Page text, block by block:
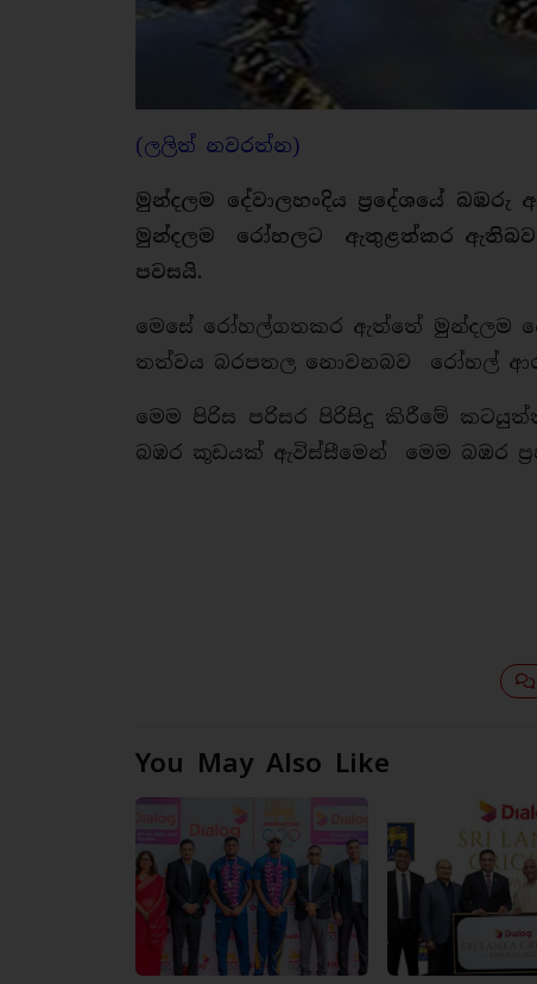
(ලලිත් නවරත්න)
මුන්දලම දේවාලහංදිය ප‍්‍රදේශයේ
මුන්දලම රෝහලට ඇතුළත්කර ඇතිබව
පවසයි.
මෙසේ රෝහල්ගතකර ඇත්තේ මුන්දලම
තත්වය බරපතල නොවනබව රෝහල්
මෙම පිරිස පරිසර පිරිසිදු කිරීමේ
බඹර කූඩයක් ඇවිස්සීමෙන් මෙම බඹර
You May Also Like